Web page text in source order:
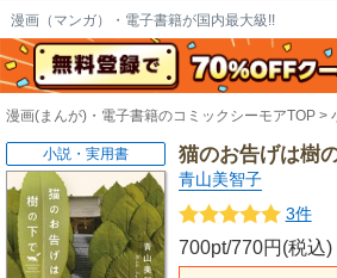
漫画（マンガ）・電子書籍が国内最大級!!
漫画(まんが)・電子書籍のコミックシーモアTOP
猫のお告げは樹
青山美智子
3件
700pt/770円(税込)
小説・実用書